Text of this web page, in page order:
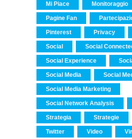
Mi Piace Monitoraggio
Pagine Fan
Pinterest Privacy
Social Social
Social Experience
Social Media Social
Social Media Marketing
Social Network Analysis
Strategia Strategie
Twitter Video